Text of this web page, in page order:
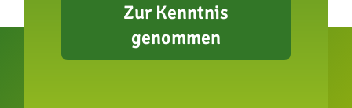
Zur Kenntnis
genommen